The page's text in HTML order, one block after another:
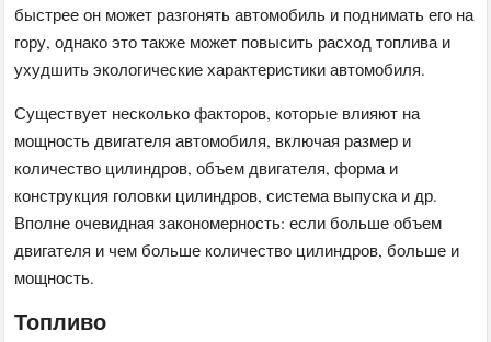
быстрее он может разгонять автомобиль и поднимать его на
гору, однако это также может повысить расход топлива и
ухудшить экологические характеристики автомобиля.
Существует несколько факторов, которые влияют на
мощность двигателя автомобиля, включая размер и
количество цилиндров, объем двигателя, форма и
конструкция головки цилиндров, система выпуска и др.
Вполне очевидная закономерность: если больше объем
двигателя и чем больше количество цилиндров, больше и
мощность.
Топливо